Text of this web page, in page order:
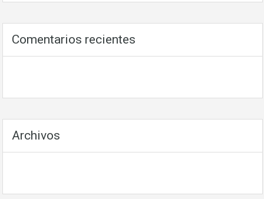
Comentarios recientes
Archivos